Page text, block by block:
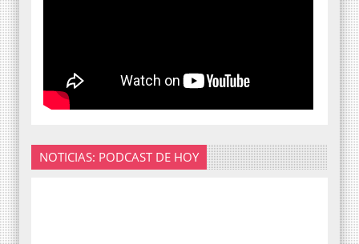
NOTICIAS: PODCAST DE HOY